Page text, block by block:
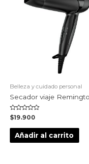
Belleza y cuidado personal
Secador viaje
Valorado
en
0
$19.900
Añadir al carrito